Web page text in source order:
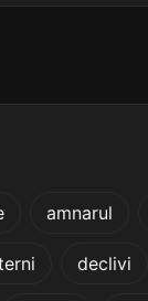
amnarul
declivi